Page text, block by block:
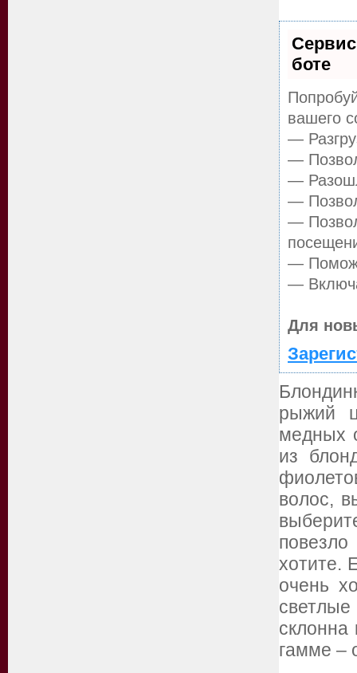
боте
вашего
—
—
—
—
—
—
—
Для
рыжий
медных
из
волос,
хотите.
очень
склонна
гамме –